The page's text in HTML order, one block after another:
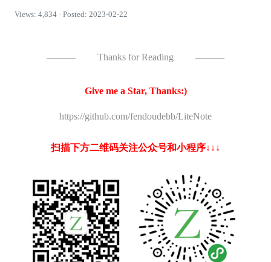
Views: 4,834 · Posted: 2023-02-22
——— Thanks for Reading ———
Give me a Star, Thanks:)
https://github.com/fendoudebb/LiteNote
扫描下方二维码关注公众号和小程序↓↓↓